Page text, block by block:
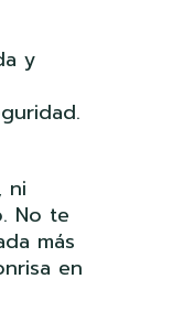
y
ni
No te
más
en